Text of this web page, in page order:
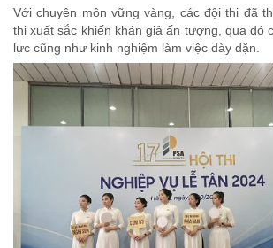
Với chuyên môn vững vàng, các đội thi đã
thi xuất sắc khiến khán giả ấn tượng, qua đó
lực cũng như kinh nghiệm làm việc dày dặn.